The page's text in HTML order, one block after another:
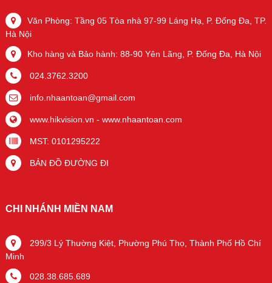
Văn Phòng: Tầng 05 Tòa nhà 97-99 Láng Hạ, P. Đống Đa, TP.
Hà Nội
Kho hàng và Bảo hành: 88-90 Yên Lãng, P. Đống Đa, Hà Nội
024.3762.3200
info.nhaantoan@gmail.com
www.hikvision.vn - www.nhaantoan.com
MST: 0101295222
BẢN ĐỒ ĐƯỜNG ĐI
CHI NHÁNH MIỀN NAM
299/3 Lý Thường Kiệt, Phường Phú Thọ, Thành Phố Hồ Chí
Minh
028.38.685.689